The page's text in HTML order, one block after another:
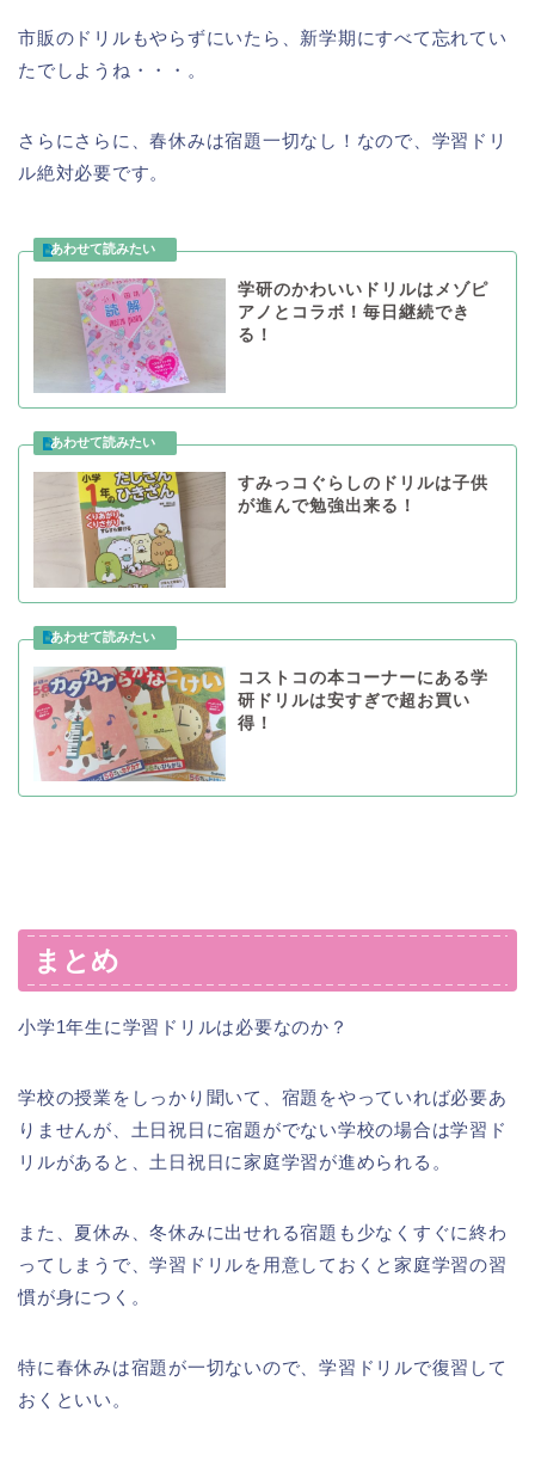
市販のドリルもやらずにいたら、新学期にすべて忘れてい
たでしようね・・・。
さらにさらに、春休みは宿題一切なし！なので、学習ドリ
ル絶対必要です。
学研のかわいいドリルはメゾピ
アノとコラボ！毎日継続でき
る！
すみっコぐらしのドリルは子供
が進んで勉強出来る！
コストコの本コーナーにある学
研ドリルは安すぎで超お買い
得！
まとめ
小学1年生に学習ドリルは必要なのか？
学校の授業をしっかり聞いて、宿題をやっていれば必要あ
りませんが、土日祝日に宿題がでない学校の場合は学習ド
リルがあると、土日祝日に家庭学習が進められる。
また、夏休み、冬休みに出せれる宿題も少なくすぐに終わ
ってしまうで、学習ドリルを用意しておくと家庭学習の習
慣が身につく。
特に春休みは宿題が一切ないので、学習ドリルで復習して
おくといい。